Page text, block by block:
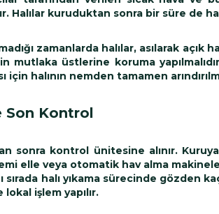
Halılar kuruduktan sonra bir süre de
zamanlarda halılar, asılarak açık
mutlaka üstlerine koruma
için halının nemden tamamen
Son Kontrol
sonra kontrol ünitesine alınır.
elle veya otomatik hav alma
sırada halı yıkama sürecinde
lokal işlem yapılır.